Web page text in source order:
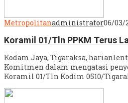
Metropolitanadministrator06/03/
Koramil 01/Tln PPKM Terus
Kodam Jaya, Tigaraksa,
Komitmen dalam mengatasi
Koramil 01/Tln Kodim 0510/